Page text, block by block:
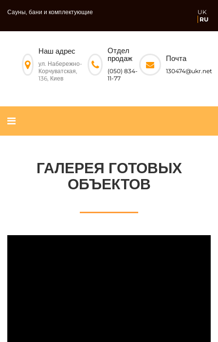
Сауны, бани и комплектующие
UK
RU
Наш адрес
ул. Набережно-
Корчуватская,
136, Киев
Отдел
продаж
(050) 834-
11-77
Почта
130474@ukr.net
ГАЛЕРЕЯ ГОТОВЫХ
ОБЪЕКТОВ